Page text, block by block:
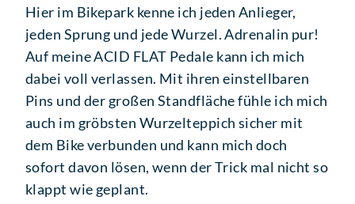
Hier im Bikepark kenne ich jeden Anlieger,
jeden Sprung und jede Wurzel. Adrenalin pur!
Auf meine ACID FLAT Pedale kann ich mich
dabei voll verlassen. Mit ihren einstellbaren
Pins und der großen Standfläche fühle ich mich
auch im gröbsten Wurzelteppich sicher mit
dem Bike verbunden und kann mich doch
sofort davon lösen, wenn der Trick mal nicht so
klappt wie geplant.